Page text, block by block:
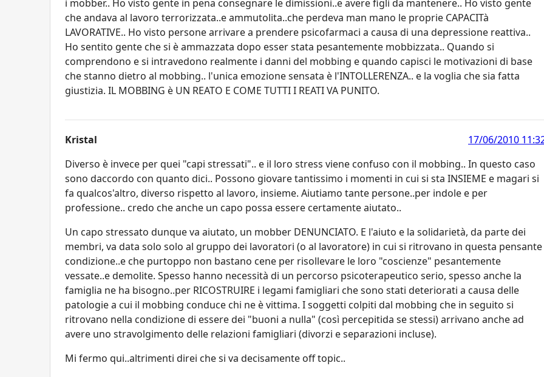
i mobber.. Ho visto gente in pena consegnare le dimissioni..e avere figli da mantenere.. Ho visto gente
che andava al lavoro terrorizzata..e ammutolita..che perdeva man mano le proprie CAPACITà
LAVORATIVE.. Ho visto persone arrivare a prendere psicofarmaci a causa di una depressione reattiva..
Ho sentito gente che si è ammazzata dopo esser stata pesantemente mobbizzata.. Quando si
comprendono e si intravedono realmente i danni del mobbing e quando capisci le motivazioni di base
che stanno dietro al mobbing.. l'unica emozione sensata è l'INTOLLERENZA.. e la voglia che sia fatta
giustizia. IL MOBBING è UN REATO E COME TUTTI I REATI VA PUNITO.
Kristal
17/06/2010
Diverso è invece per quei "capi stressati".. e il loro stress viene confuso con il mobbing.. In questo caso
sono daccordo con quanto dici.. Possono giovare tantissimo i momenti in cui si sta INSIEME e magari si
fa qualcos'altro, diverso rispetto al lavoro, insieme. Aiutiamo tante persone..per indole e per
professione.. credo che anche un capo possa essere certamente aiutato..
Un capo stressato dunque va aiutato, un mobber DENUNCIATO. E l'aiuto e la solidarietà, da parte dei
membri, va data solo solo al gruppo dei lavoratori (o al lavoratore) in cui si ritrovano in questa pensante
condizione..e che purtoppo non bastano cene per risollevare le loro "coscienze" pesantemente
vessate..e demolite. Spesso hanno necessità di un percorso psicoterapeutico serio, spesso anche la
famiglia ne ha bisogno..per RICOSTRUIRE i legami famigliari che sono stati deteriorati a causa delle
patologie a cui il mobbing conduce chi ne è vittima. I soggetti colpiti dal mobbing che in seguito si
ritrovano nella condizione di essere dei "buoni a nulla" (così percepitida se stessi) arrivano anche ad
avere uno stravolgimento delle relazioni famigliari (divorzi e separazioni incluse).
Mi fermo qui..altrimenti direi che si va decisamente off topic..